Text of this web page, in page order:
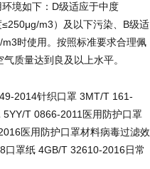
境如下：D级适应于中度
m3）及以下污染、B级适
时使用。按照标准要求合理佩
质量达到良及以上水平。
2014针织口罩 3MT/T 161-
T 0866-2011医用防护口罩
医用防护口罩材料病毒过滤效
口罩纸 4GB/T 32610-2016日常